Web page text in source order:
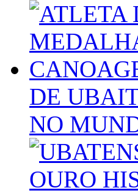
DE
NO